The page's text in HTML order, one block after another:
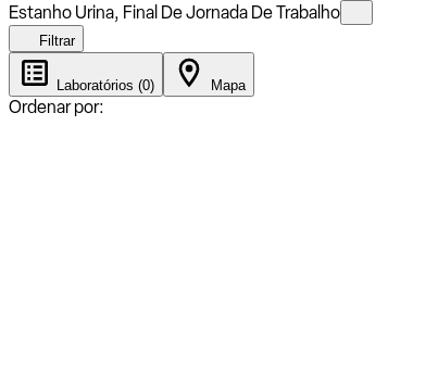
Estanho Urina, Final De Jornada De Trabalho
Filtrar
Laboratórios (0) Mapa
Ordenar por: